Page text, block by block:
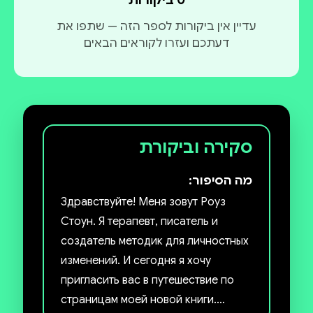
עדיין אין ביקורות לספר הזה — שתפו את
דעתכם ועזרו לקוראים הבאים
סקירה וביקורת
מה הסיפור:
Здравствуйте! Меня зовут Роуз
Стоун. Я терапевт, писатель и
создатель методик для личностных
изменений. И сегодня я хочу
пригласить вас в путешествие по
страницам моей новой книги.